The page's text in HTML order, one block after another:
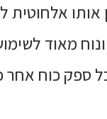
מאוד